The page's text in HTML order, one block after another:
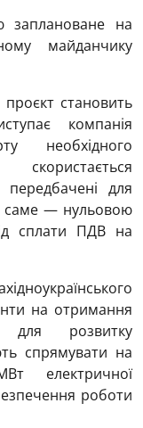
заплановане на
майданчику
становить
компанія
необхідного
для
а саме — нульовою
сплати ПДВ на
на отримання
для розвитку
спрямувати на
електричної
роботи